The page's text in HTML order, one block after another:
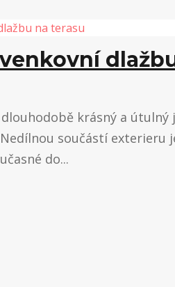
krásný a útulný
součástí exterieru
do...